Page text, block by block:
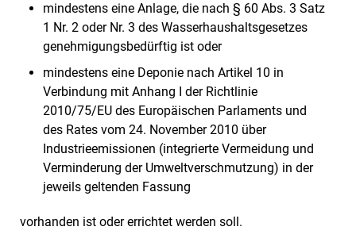
mindestens eine Anlage, die nach § 60 Abs. 3 Satz
1 Nr. 2 oder Nr. 3 des Wasserhaushaltsgesetzes
genehmigungsbedürftig ist oder
mindestens eine Deponie nach Artikel 10 in
Verbindung mit Anhang I der Richtlinie
2010/75/EU des Europäischen Parlaments und
des Rates vom 24. November 2010 über
Industrieemissionen (integrierte Vermeidung und
Verminderung der Umweltverschmutzung) in der
jeweils geltenden Fassung
vorhanden ist oder errichtet werden soll.